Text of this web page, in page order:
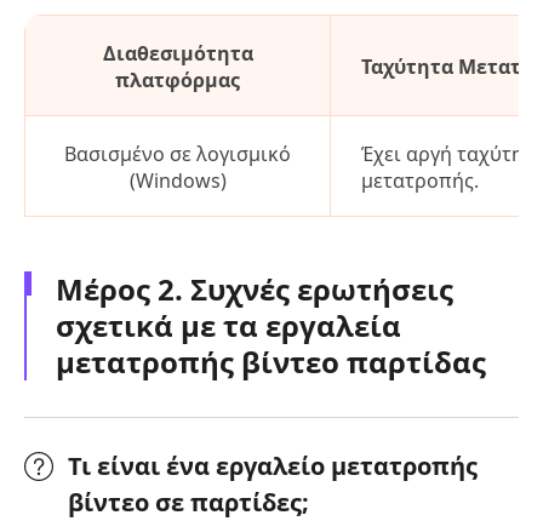
Διαθεσιμότητα
πλατφόρμας
Ταχύτητα
Βασισμένο σε λογισμικό
(Windows)
Έχει αργή
μετατροπής.
Μέρος 2. Συχνές ερωτήσεις
σχετικά με τα εργαλεία
μετατροπής βίντεο παρτίδας
Τι είναι ένα εργαλείο μετατροπής
βίντεο σε παρτίδες;